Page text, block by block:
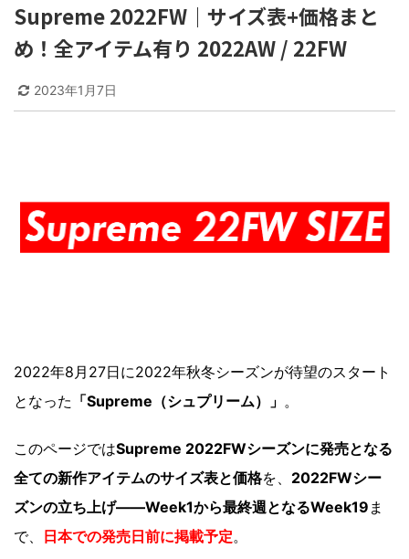
Supreme 2022FW｜サイズ表+価格まと
め！全アイテム有り 2022AW / 22FW
2023年1月7日
2022年8月27日に2022年秋冬シーズンが待望のスタート
となった 「Supreme（シュプリーム）」 。
このページではSupreme 2022FWシーズンに発売となる
全ての新作アイテムのサイズ表と価格を、 2022FWシー
ズンの立ち上げ――Week1から最終週となるWeek19 ま
で、
日本での発売日前に掲載予定。